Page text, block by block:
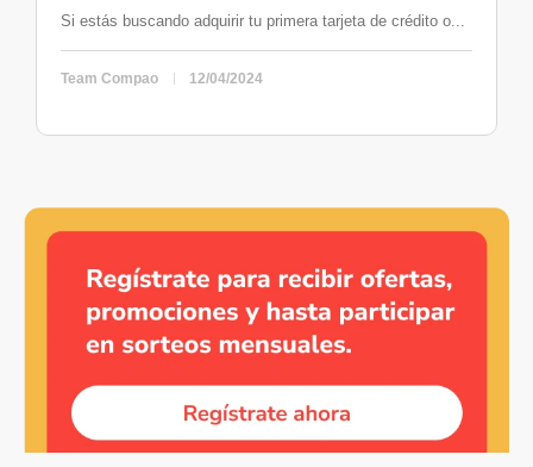
Si estás buscando adquirir tu primera tarjeta de crédito o...
Team Compao 12/04/2024